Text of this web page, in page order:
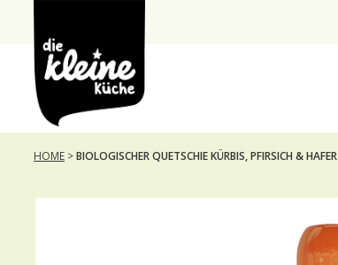
Die
Kleine
Küche
HOME >BIOLOGISCHER QUETSCHIE KÜRBIS, PFIRSICH & HAFER